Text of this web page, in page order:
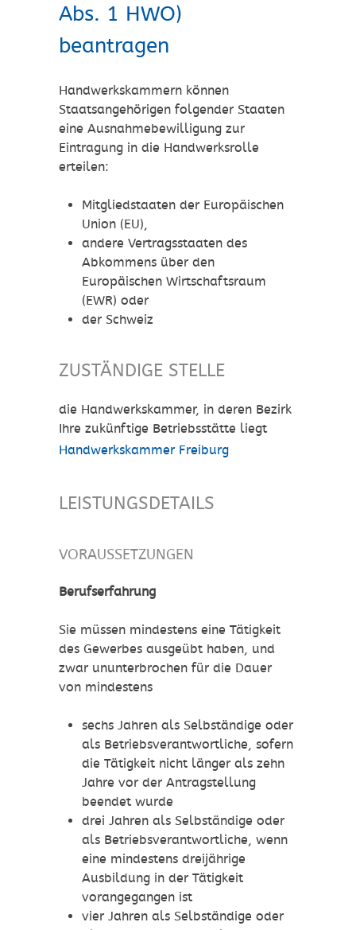
Abs. 1 HWO)
beantragen
Handwerkskammern können
Staatsangehörigen folgender Staaten
eine Ausnahmebewilligung zur
Eintragung in die Handwerksrolle
erteilen:
Mitgliedstaaten der Europäischen
Union (EU),
andere Vertragsstaaten des
Abkommens über den
Europäischen Wirtschaftsraum
(EWR) oder
der Schweiz
ZUSTÄNDIGE STELLE
die Handwerkskammer, in deren Bezirk
Ihre zukünftige Betriebsstätte liegt
Handwerkskammer Freiburg
LEISTUNGSDETAILS
VORAUSSETZUNGEN
Berufserfahrung
Sie müssen mindestens eine Tätigkeit
des Gewerbes ausgeübt haben, und
zwar ununterbrochen für die Dauer
von mindestens
sechs Jahren als Selbständige oder
als Betriebsverantwortliche, sofern
die Tätigkeit nicht länger als zehn
Jahre vor der Antragstellung
beendet wurde
drei Jahren als Selbständige oder
als Betriebsverantwortliche, wenn
eine mindestens dreijährige
Ausbildung in der Tätigkeit
vorangegangen ist
vier Jahren als Selbständige oder